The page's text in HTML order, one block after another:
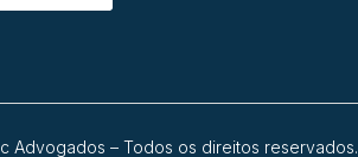
Advogados – Todos os direitos reservados.